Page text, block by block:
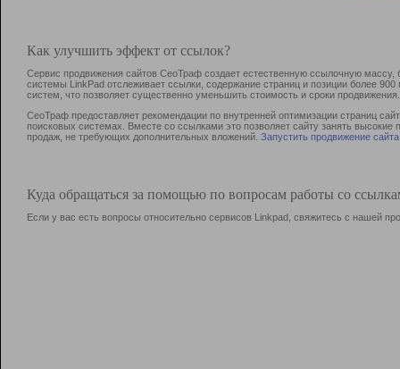
Как улучшить эффект от ссылок?
Сервис продвижения сайтов СеоТраф создает естественную ссылочную
системы LinkPad отслеживает ссылки, содержание страниц и позиции более
систем, что позволяет существенно уменьшить стоимость и сроки продвижения.
СеоТраф предоставляет рекомендации по внутренней оптимизации страниц
поисковых системах. Вместе со ссылками это позволяет сайту занять
продаж, не требующих дополнительных вложений. Запустить продвижение сайта
Куда обращаться за помощью по вопросам работы со
Если у вас есть вопросы относительно сервисов Linkpad, свяжитесь с нашей